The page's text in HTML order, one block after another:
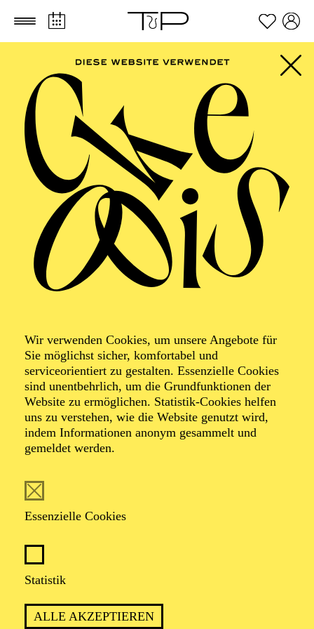
Zum Hauptinhalt springen Zum Footer springen
Wir verwenden Cookies, um unsere Angebote für
Sie möglichst sicher, komfortabel und
serviceorientiert zu gestalten. Essenzielle Cookies
sind unentbehrlich, um die Grundfunktionen der
Website zu ermöglichen. Statistik-Cookies helfen
uns zu verstehen, wie die Website genutzt wird,
indem Informationen anonym gesammelt und
gemeldet werden.
Essenzielle Cookies
Statistik
ALLE AKZEPTIEREN
FILTER
Dramma giocoso in zwei Akten von Gioacchino Rossini
57,00 42,00
Abo 9: Sonntag
MÄRZ 2027
PHILHARMONIE ESSEN
Montag
01.03.2027
PHILHARMONIE ENTDECKEN ·
KINDERKONZERT
ABENTEUER MUSIK
EINE WELTMUSIK-REISE
Für Kinder von 3 bis 6 Jahren
12,00€
AALTO BALLETT ESSEN
Mittwoch
03.03.2027
15:30 - 17:30